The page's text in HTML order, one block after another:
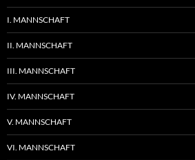
I. MANNSCHAFT
II. MANNSCHAFT
III. MANNSCHAFT
IV. MANNSCHAFT
V. MANNSCHAFT
VI. MANNSCHAFT